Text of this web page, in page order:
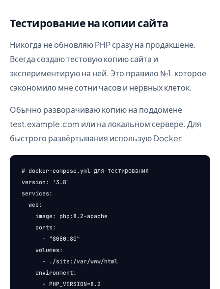
Тестирование на копии сайта
Никогда не обновляю PHP сразу на продакшене.
Всегда создаю тестовую копию сайта и
экспериментирую на ней. Это правило №1, которое
сэкономило мне сотни часов и нервных клеток.
Обычно разворачиваю копию на поддомене
test.example.com или на локальном сервере. Для
быстрого развёртывания использую Docker:
# docker-compose.yml для тестирования
version: '3.8'
services:
  web:
    image: php:8.2-apache
    ports:
      - "8080:80"
    volumes:
      - ./site:/var/www/html
    environment:
      - PHP_VERSION=8.2